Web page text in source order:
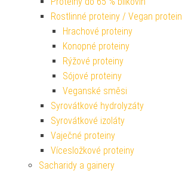
Rostlinné proteiny / Vegan protein
Hrachové proteiny
Konopné proteiny
Rýžové proteiny
Sójové proteiny
Veganské směsi
Syrovátkové hydrolyzáty
Syrovátkové izoláty
Vaječné proteiny
Vícesložkové proteiny
Sacharidy a gainery